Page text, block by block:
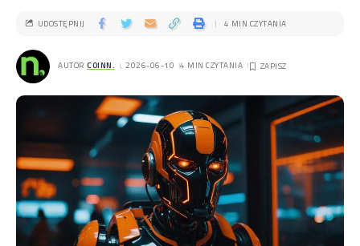
AUTOR COINN. . 2026-06-10 4 MIN CZYTANIA
UDOSTĘPNIJ 4 MIN CZYTANIA